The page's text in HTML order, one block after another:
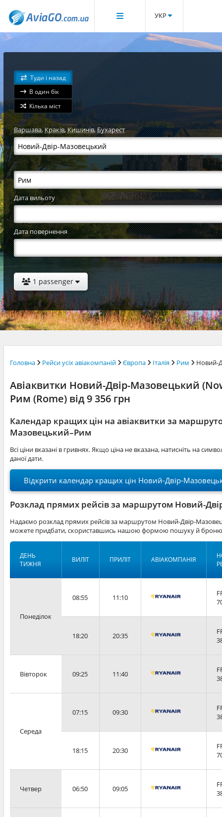
УКР
Туди і назад
В один бік
Кілька міст
Варшава,Краків,Кишинів,Бухарест
Дата вильоту
Дата повернення
1 passenger
Головна Рейси усіх авіакомпаній Європа Італія Рим Новий-
Авіаквитки Новий-Двір-Мазовецький
Рим (Rome) від 9 356 грн
Календар кращих цін на авіаквитки за
Мазовецький–Рим
Всі ціни вказані в гривнях. Якщо ціна не вказана, натисніть на
даної дати.
Відкрити календар кращих цін Новий-Двір-
Розклад прямих рейсів за маршрутом Новий-
Надаємо розклад прямих рейсів за маршрутом Новий-Двір-
можете придбати, скориставшись нашою формою пошуку й
ДЕНЬ
ТИЖНЯ
ВИЛІТ ПРИЛІТ АВІАКОМПАНІЯ
Понеділок
08:55 11:10
18:20 20:35
Вівторок 09:25 11:40
Середа
07:15 09:30
18:15 20:30
Четвер 06:50 09:05